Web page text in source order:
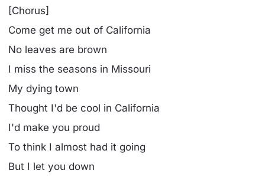
[Chorus]
Come get me out of California
No leaves are brown
I miss the seasons in Missouri
My dying town
Thought I'd be cool in California
I'd make you proud
To think I almost had it going
But I let you down